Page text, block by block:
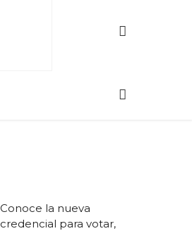
Conoce la nueva
credencial para votar,